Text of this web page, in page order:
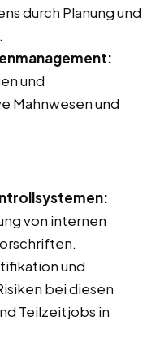
durch Planung und
und
Mahnwesen und
von internen
und
bei diesen
Teilzeitjobs in